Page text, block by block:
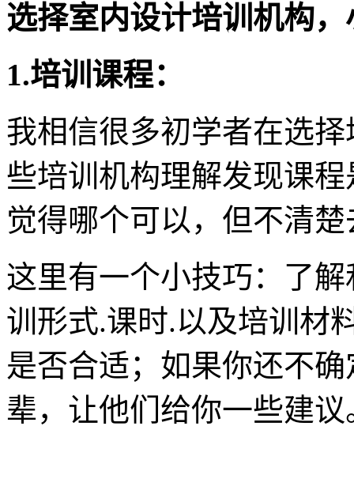
选择室内设计培训机构
1.培训课程：
我相信很多初学者在选
些培训机构理解发现课
觉得哪个可以，但不清
这里有一个小技巧：了
训形式.课时.以及培训材
是否合适；如果你还不
辈，让他们给你一些建议